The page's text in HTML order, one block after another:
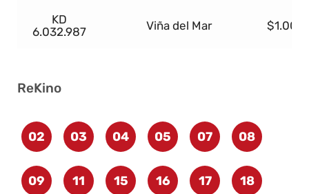
KD
6.032.987
Viña del Mar
ReKino
02 03 04 05 07 08
09 11 15 16 17 18